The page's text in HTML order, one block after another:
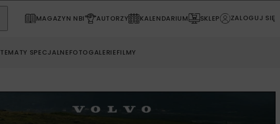
MAGAZYN NBI AUTORZY KALENDARIUM SKLEP ZALOGUJ SIĘ
TEMATY SPECJALNEFOTOGALERIEFILMY